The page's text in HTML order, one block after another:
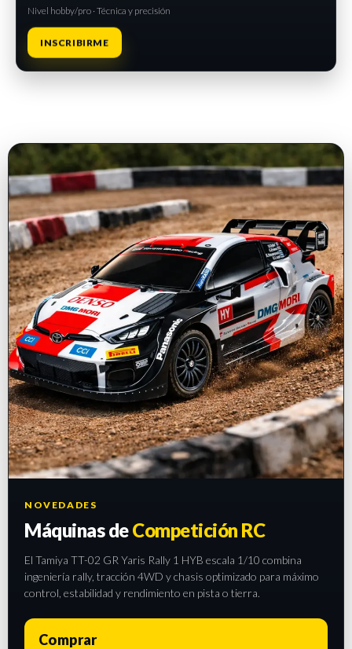
Nivel hobby/pro · Técnica y precisión
INSCRIBIRME
NOVEDADES
Máquinas deCompetición RC
El Tamiya TT-02 GR Yaris Rally 1 HYB escala 1/10 combina
ingeniería rally, tracción 4WD y chasis optimizado para máximo
control, estabilidad y rendimiento en pista o tierra.
Comprar